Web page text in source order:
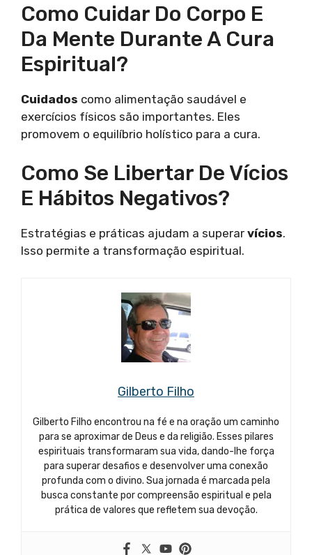
Como Cuidar Do Corpo E
Da Mente Durante A Cura
Espiritual?
Cuidados como alimentação saudável e
exercícios físicos são importantes. Eles
promovem o equilíbrio holístico para a cura.
Como Se Libertar De Vícios
E Hábitos Negativos?
Estratégias e práticas ajudam a superar vícios.
Isso permite a transformação espiritual.
Gilberto Filho
Gilberto Filho encontrou na fé e na oração um caminho
para se aproximar de Deus e da religião. Esses pilares
espirituais transformaram sua vida, dando-lhe força
para superar desafios e desenvolver uma conexão
profunda com o divino. Sua jornada é marcada pela
busca constante por compreensão espiritual e pela
prática de valores que refletem sua devoção.